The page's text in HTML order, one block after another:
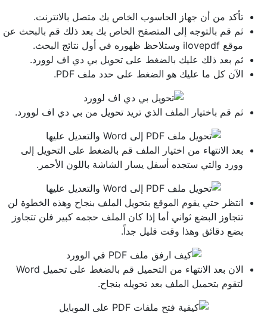
تأكد من أن جهاز الحاسوب الخاص بك متصل بالانترنت.
ثم قم بالتوجه إلى المتصفح الخاص بك بعد ذلك قم بالبحث عن
موقع ilovepdf وستلاحظ ظهوره في أول نتائج البحث.
ثم بعد ذلك عليك بالضغط على تحويل بي دي اف لوورد.
الآن كل ما عليك هو الضغط على حدد ملف PDF.
ثم قم باختيار الملف الذي تريد تحويل من بي دي اف لوورد.
بعد الانتهاء من اختيار الملف قم بالضغط على التحويل إلى
وورد والتي ستجده أسفل يسار الشاشة باللون الأحمر.
انتظر حتي يقوم الموقع بتحويل الملف بنجاح وهذه الخطوة لن
تتجاوز البضع ثواني أما إذا كان الملف حجمه كبير فلن تتجاوز
بضع دقائق وهذا وقت قليل جداً.
الان بعد الانتهاء من التحميل قم بالضغط على تحميل Word
لتقوم بتحميل الملف بعد تحويله بنجاح.